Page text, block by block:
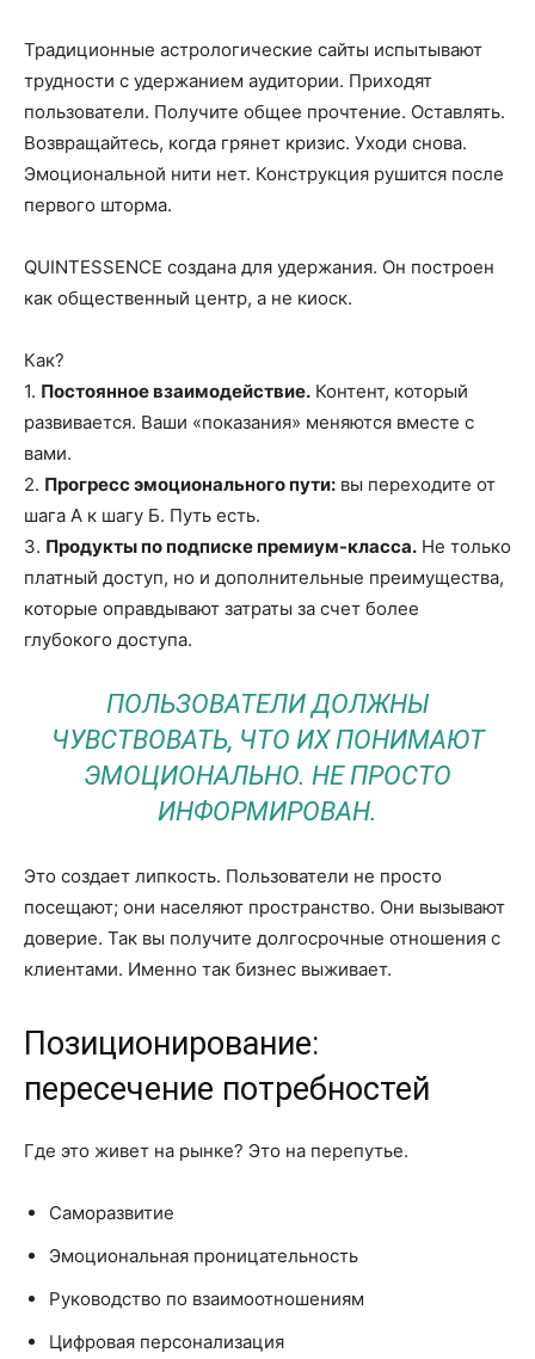
Традиционные астрологические сайты испытывают
трудности с удержанием аудитории. Приходят
пользователи. Получите общее прочтение. Оставлять.
Возвращайтесь, когда грянет кризис. Уходи снова.
Эмоциональной нити нет. Конструкция рушится после
первого шторма.
QUINTESSENCE создана для удержания. Он построен
как общественный центр, а не киоск.
Как?
1. Постоянное взаимодействие. Контент, который
развивается. Ваши «показания» меняются вместе с
вами.
2. Прогресс эмоционального пути: вы переходите от
шага А к шагу Б. Путь есть.
3. Продукты по подписке премиум-класса. Не только
платный доступ, но и дополнительные преимущества,
которые оправдывают затраты за счет более
глубокого доступа.
ПОЛЬЗОВАТЕЛИ ДОЛЖНЫ
ЧУВСТВОВАТЬ, ЧТО ИХ ПОНИМАЮТ
ЭМОЦИОНАЛЬНО. НЕ ПРОСТО
ИНФОРМИРОВАН.
Это создает липкость. Пользователи не просто
посещают; они населяют пространство. Они вызывают
доверие. Так вы получите долгосрочные отношения с
клиентами. Именно так бизнес выживает.
Позиционирование:
пересечение потребностей
Где это живет на рынке? Это на перепутье.
Саморазвитие
Эмоциональная проницательность
Руководство по взаимоотношениям
Цифровая персонализация